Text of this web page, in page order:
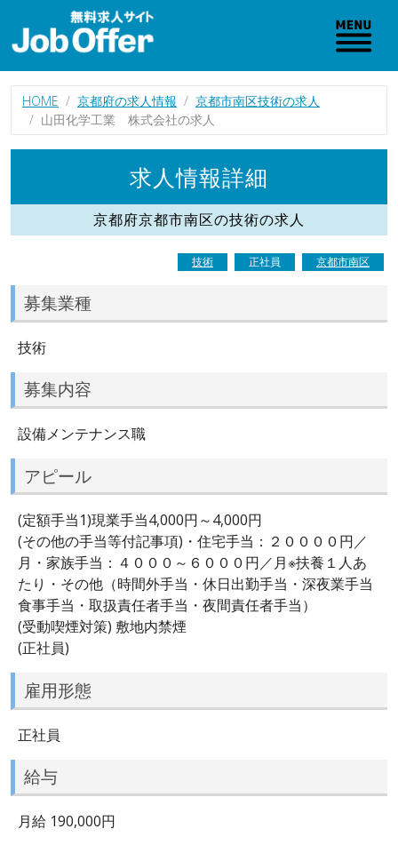
HOME 京都府の求人情報
京都市南区技術の求人
山田化学工業 株式会社の求人
求人情報詳細
京都府京都市南区の技術の求人
技術 正社員 京都市南区
募集業種
技術
募集内容
設備メンテナンス職
アピール
(定額手当1)現業手当4,000円～4,000円
(その他の手当等付記事項)・住宅手当：２００００円／
月・家族手当：４０００～６０００円／月※扶養１人あ
たり・その他（時間外手当・休日出勤手当・深夜業手当
食事手当・取扱責任者手当・夜間責任者手当）
(受動喫煙対策) 敷地内禁煙
(正社員)
雇用形態
正社員
給与
月給 190,000円